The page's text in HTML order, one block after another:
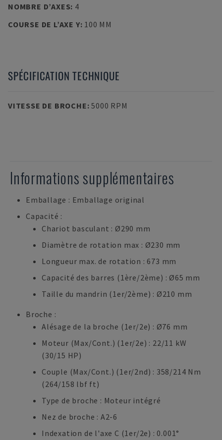
NOMBRE D’AXES: 4
COURSE DE L’AXE Y: 100 MM
SPÉCIFICATION TECHNIQUE
VITESSE DE BROCHE:5000 RPM
Informations supplémentaires
Emballage : Emballage original
Capacité :
Chariot basculant : Ø290 mm
Diamètre de rotation max : Ø230 mm
Longueur max. de rotation : 673 mm
Capacité des barres (1ère/2ème) : Ø65 mm
Taille du mandrin (1er/2ème) : Ø210 mm
Broche :
Alésage de la broche (1er/2e) : Ø76 mm
Moteur (Max/Cont.) (1er/2e) : 22/11 kW
(30/15 HP)
Couple (Max/Cont.) (1er/2nd) : 358/214 Nm
(264/158 lbf ft)
Type de broche : Moteur intégré
Nez de broche : A2-6
Indexation de l'axe C (1er/2e) : 0.001°